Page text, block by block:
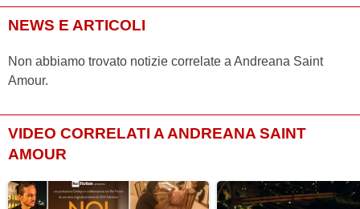
NEWS E ARTICOLI
Non abbiamo trovato notizie correlate a Andreana Saint
Amour.
VIDEO CORRELATI A ANDREANA SAINT
AMOUR